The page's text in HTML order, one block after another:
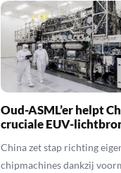
Oud-ASML’er helpt
cruciale EUV-
China zet stap richting
chipmachines dankzij